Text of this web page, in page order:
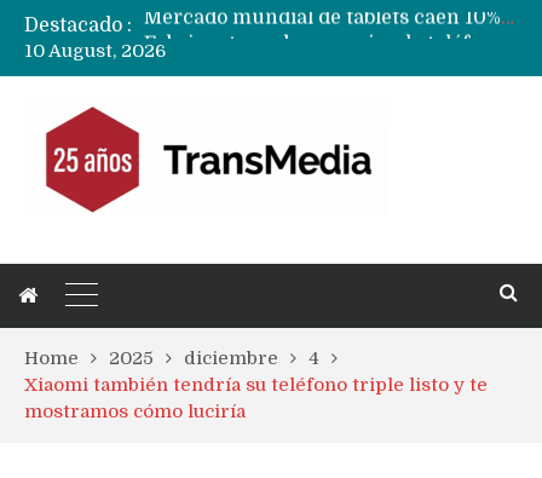
Destacado :
Fabricantes suben precios de teléfonos y ganan más dinero en un mercado donde Xiaomi alerta por no mejorar ventas
10 August, 2026
Home 2025 diciembre
4
Xiaomi también tendría su teléfono triple listo y te
mostramos cómo luciría